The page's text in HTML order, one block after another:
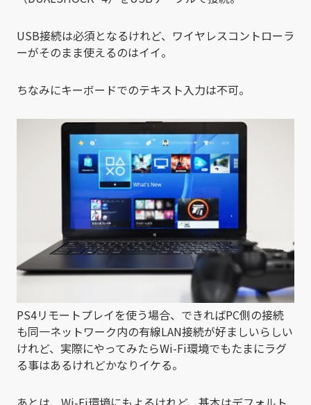
USB接続は必須となるけれど、ワイヤレスコントローラ
ーがそのまま使えるのはイイ。
ちなみにキーボードでのテキスト入力は不可。
PS4リモートプレイを使う場合、できればPC側の接続
も同一ネットワーク内の有線LAN接続が好ましいらしい
けれど、実際にやってみたらWi-Fi環境でもたまにラグ
る事はあるけれどかなりイケる。